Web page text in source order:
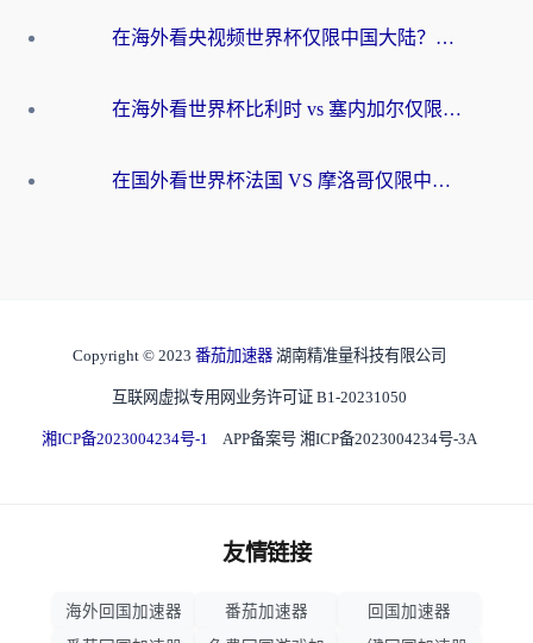
在海外看央视频世界杯仅限中国大陆？这篇指南帮你解锁中文解说+无卡顿直播
在海外看世界杯比利时 vs 塞内加尔仅限中国大陆？我找到了最流畅的中文解说之路
在国外看世界杯法国 VS 摩洛哥仅限中国大陆？海外党这样看中文解说赛事不卡顿
Copyright © 2023 番茄加速器 湖南精准量科技有限公司
互联网虚拟专用网业务许可证 B1-20231050
湘ICP备2023004234号-1 APP备案号 湘ICP备2023004234号-3A
友情链接
海外回国加速器 番茄加速器
回国加速器